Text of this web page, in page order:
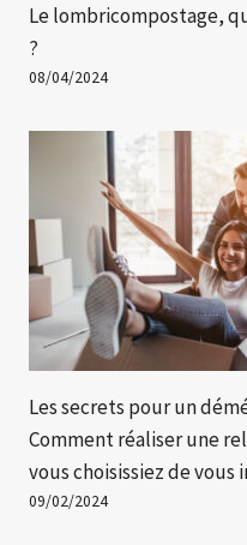
Le lombricompostage,
?
08/04/2024
Les secrets pour un
Comment réaliser une
vous choisissiez de vous
09/02/2024